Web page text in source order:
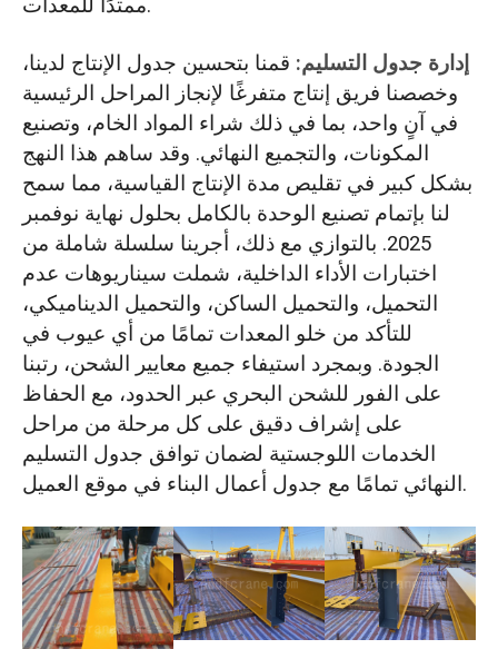
إدارة جدول التسليم: قمنا بتحسين جدول الإنتاج لدينا،
وخصصنا فريق إنتاج متفرغًا لإنجاز المراحل الرئيسية
في آنٍ واحد، بما في ذلك شراء المواد الخام، وتصنيع
المكونات، والتجميع النهائي. وقد ساهم هذا النهج
بشكل كبير في تقليص مدة الإنتاج القياسية، مما سمح
لنا بإتمام تصنيع الوحدة بالكامل بحلول نهاية نوفمبر
2025. بالتوازي مع ذلك، أجرينا سلسلة شاملة من
اختبارات الأداء الداخلية، شملت سيناريوهات عدم
التحميل، والتحميل الساكن، والتحميل الديناميكي،
للتأكد من خلو المعدات تمامًا من أي عيوب في
الجودة. وبمجرد استيفاء جميع معايير الشحن، رتبنا
على الفور للشحن البحري عبر الحدود، مع الحفاظ
على إشراف دقيق على كل مرحلة من مراحل
الخدمات اللوجستية لضمان توافق جدول التسليم
النهائي تمامًا مع جدول أعمال البناء في موقع العميل.